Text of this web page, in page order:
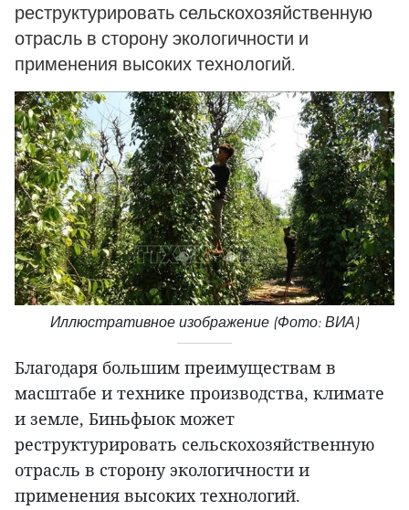
реструктурировать сельскохозяйственную
отрасль в сторону экологичности и
применения высоких технологий.
Иллюстративное изображение (Фото: ВИА)
Благодаря большим преимуществам в
масштабе и технике производства, климате
и земле, Биньфыок может
реструктурировать сельскохозяйственную
отрасль в сторону экологичности и
применения высоких технологий.